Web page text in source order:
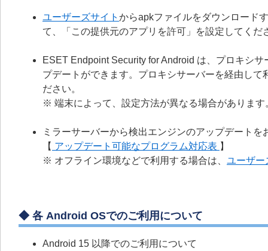
ユーザーズサイト からapkファイルをダウンロード
て、「この提供元のアプリを許可」を設定してくだ
ESET Endpoint Security for Android は、プロキシ
プデートができます。プロキシサーバーを経由し
ださい。
※ 端末によって、設定方法が異なる場合がありま
ミラーサーバーから検出エンジンのアップデート
【 アップデート可能なプログラム対応表 】
※ オフライン環境などで利用する場合は、 ユーザー
◆ 各 Android OSでのご利用について
Android 15 以降でのご利用について